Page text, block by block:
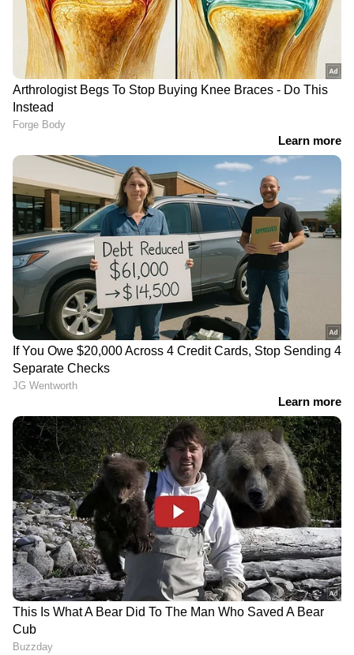
LATEST VIDEOS
ജനാധിപത്യത്തെ ഉയര്‍ത്തിപ്പിടിച്ച്
സുപ്രീംകോടതി | Surgical Strike |
Supreme Court | Lok Sabha
'വയലൻസിന്റെ ഭാഷയിൽ K K
രാഗേഷ് സംസാരിക്കുന്നത്
പാര്‍ട്ടിയോടുള്ള
വെല്ലുവിളിയായാണ് കാണേണ്ടത്'